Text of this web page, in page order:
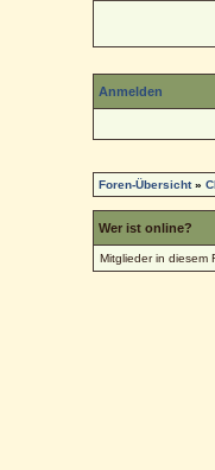
Anmelden
Foren-Übersicht»
Wer ist online?
Mitglieder in diesem